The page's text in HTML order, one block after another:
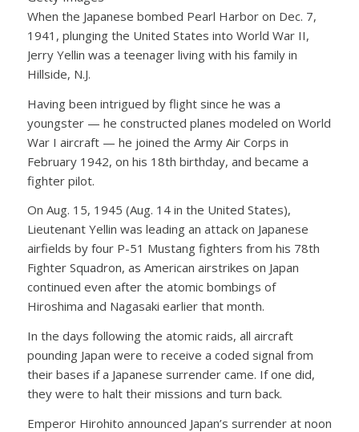
When the Japanese bombed Pearl Harbor on Dec. 7,
1941, plunging the United States into World War II,
Jerry Yellin was a teenager living with his family in
Hillside, N.J.
Having been intrigued by flight since he was a
youngster — he constructed planes modeled on World
War I aircraft — he joined the Army Air Corps in
February 1942, on his 18th birthday, and became a
fighter pilot.
On Aug. 15, 1945 (Aug. 14 in the United States),
Lieutenant Yellin was leading an attack on Japanese
airfields by four P-51 Mustang fighters from his 78th
Fighter Squadron, as American airstrikes on Japan
continued even after the atomic bombings of
Hiroshima and Nagasaki earlier that month.
In the days following the atomic raids, all aircraft
pounding Japan were to receive a coded signal from
their bases if a Japanese surrender came. If one did,
they were to halt their missions and turn back.
Emperor Hirohito announced Japan’s surrender at noon